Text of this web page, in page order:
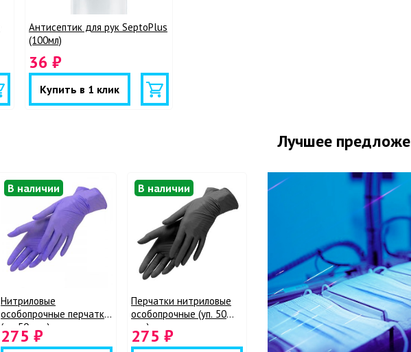
Антисептик для рук SeptoPlus
(100мл)
36 ₽
Купить в 1 клик
В наличии
Нитриловые
особопрочные перчатки
(уп. 50 пар)
275 ₽
В наличии
Перчатки нитриловые
особопрочные (уп. 50
пар)
275 ₽
Лучшее